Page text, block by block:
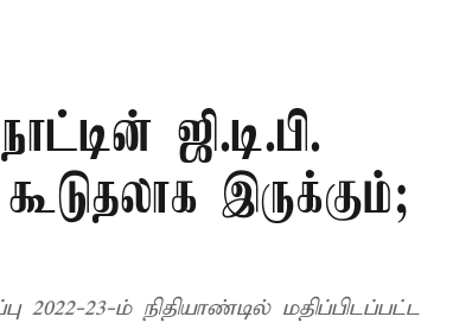
ஜி.டி.பி.
இருக்கும்;
23-ம் நிதியாண்டில் மதிப்பிடப்பட்ட